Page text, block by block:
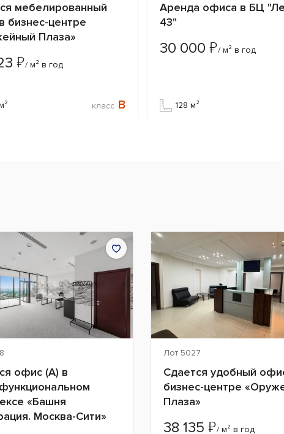
мебелированный
бизнес-центре
Плаза»
₽/ м² в год
класс B
Аренда офиса в БЦ
43"
30 000 ₽/ м² в год
128 м²
офис (А) в
«Башня
Москва-Сити»
Лот 5027
Сдается удобный
бизнес-центре
Плаза»
38 135 ₽/ м² в год